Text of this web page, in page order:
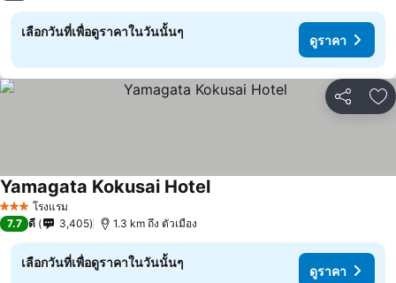
เลือกวันที่เพื่อดูราคาในวันนั้นๆ
ดูราคา
แชร์ เ
3 ดาว โรงแรม
Yamagata Kokusai Hotelดูราคา
7.7 ดี 3,405 1.3 km ถึง ตัวเมือง
เลือกวันที่เพื่อดูราคาในวันนั้นๆ
ดูราคา